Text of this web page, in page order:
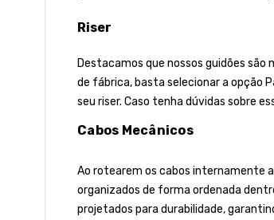
Riser
Destacamos que nossos guidões
de fábrica, basta selecionar a opção
seu riser. Caso tenha dúvidas sobre
Cabos Mecânicos
Ao rotearem os cabos internamente
organizados de forma ordenada
projetados para durabilidade,